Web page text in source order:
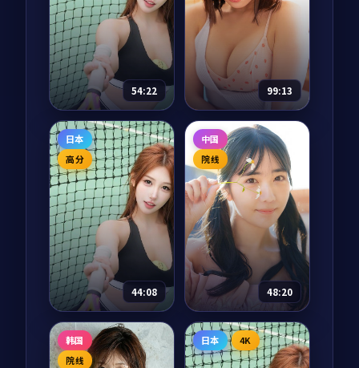
冲绳石垣岛的潜水教
练志保收到一份来自
神户的旧明信片，落
款人正是十二年前在
岛上失踪的初恋。一
封封慢慢寄到的明信
片，把太平洋的风温
柔地吹回岸边。
85,811 8.7 爱情
《山海经》记载的
「归人」在 2087 年的
近未来再次现身，一
名考古学者在云南古
滇国遗址中破译出他
们留下的归航路径。
一场跨越上古与近未
来的冒险，重...
83,376 8.6 科幻
54:22
银河奇旅
动漫 2025
主演：神谷浩史、花
泽香菜 等
宇宙历 273 年，地球
少年宿星因为一次实
验事故意外被传送到
银河系另一端，他需
要在 365 天内集齐七
块碎片回到地球。每
一站他都遇到了一个
本不该...
63,395 8.7 科幻
99:13
北纬23度的春天
电影 2025
主演：周冬雨、朱亚
文 等
云南红河谷的国境小
城，咖啡庄园女主人
在春天迎来一位失忆
的旅客。他唯一记得
的信息只有「北纬 23
度」。一个春天的相
处，让两个迷路的人
各自找到归途...
73,636 8.6 剧情
日本
高分
44:08
春天的第一封信
电视剧 2025
中国
院线
48:20
春夜江湖记
电视剧 2025
韩国
院线
日本 4K